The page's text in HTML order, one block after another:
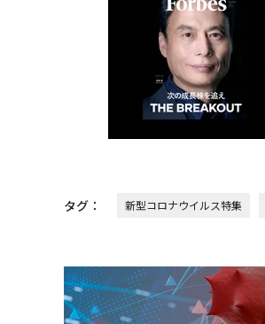
タグ： 新型コロナウイルス特集